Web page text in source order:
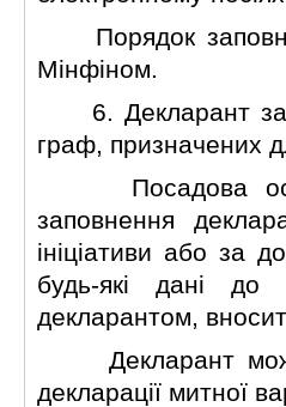
Порядок
Мiнфiном.
6. Декларант
граф, призначених
Посадова
заповнення
iнiцiативи або за
будь-якi данi до
декларантом,
Декларант може
декларацiї митної